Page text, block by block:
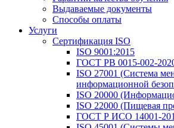
Выдаваемые документы
Способы оплаты
Услуги
Сертификация ISO
ISO 9001:2015
ГОСТ РВ 0015-002-
ISO 27001 (Система
информационной
ISO 20000
ISO 22000 (Пищевая
ГОСТ Р ИСО 14001-